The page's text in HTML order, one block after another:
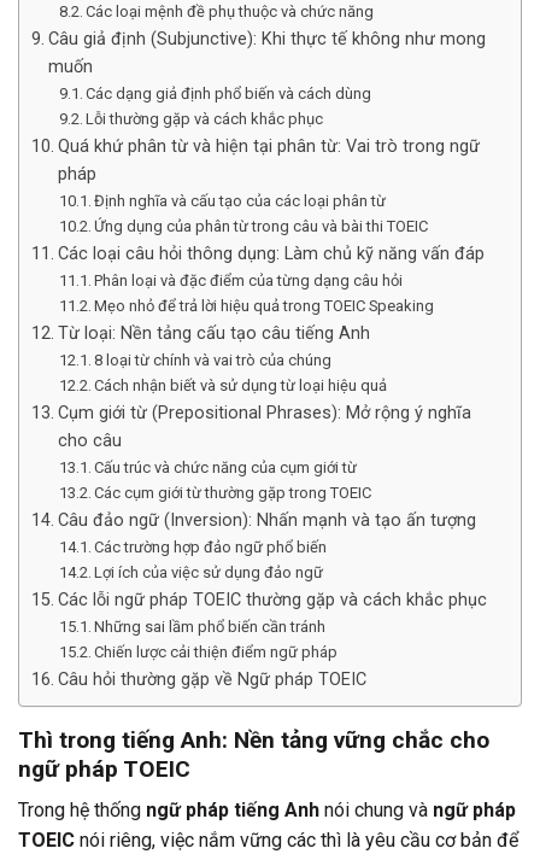
Các loại mệnh đề phụ thuộc và chức năng
Câu giả định (Subjunctive): Khi thực tế không như mong
muốn
Các dạng giả định phổ biến và cách dùng
Lỗi thường gặp và cách khắc phục
Quá khứ phân từ và hiện tại phân từ: Vai trò trong ngữ
pháp
Định nghĩa và cấu tạo của các loại phân từ
Ứng dụng của phân từ trong câu và bài thi TOEIC
Các loại câu hỏi thông dụng: Làm chủ kỹ năng vấn đáp
Phân loại và đặc điểm của từng dạng câu hỏi
Mẹo nhỏ để trả lời hiệu quả trong TOEIC Speaking
Từ loại: Nền tảng cấu tạo câu tiếng Anh
8 loại từ chính và vai trò của chúng
Cách nhận biết và sử dụng từ loại hiệu quả
Cụm giới từ (Prepositional Phrases): Mở rộng ý nghĩa
cho câu
Cấu trúc và chức năng của cụm giới từ
Các cụm giới từ thường gặp trong TOEIC
Câu đảo ngữ (Inversion): Nhấn mạnh và tạo ấn tượng
Các trường hợp đảo ngữ phổ biến
Lợi ích của việc sử dụng đảo ngữ
Các lỗi ngữ pháp TOEIC thường gặp và cách khắc phục
Những sai lầm phổ biến cần tránh
Chiến lược cải thiện điểm ngữ pháp
Câu hỏi thường gặp về Ngữ pháp TOEIC
Thì trong tiếng Anh: Nền tảng vững chắc cho
ngữ pháp TOEIC
Trong hệ thống ngữ pháp tiếng Anh nói chung và ngữ pháp
TOEIC nói riêng, việc nắm vững các thì là yêu cầu cơ bản để